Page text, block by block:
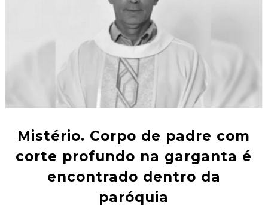
Mistério. Corpo de padre com
corte profundo na garganta é
encontrado dentro da
paróquia